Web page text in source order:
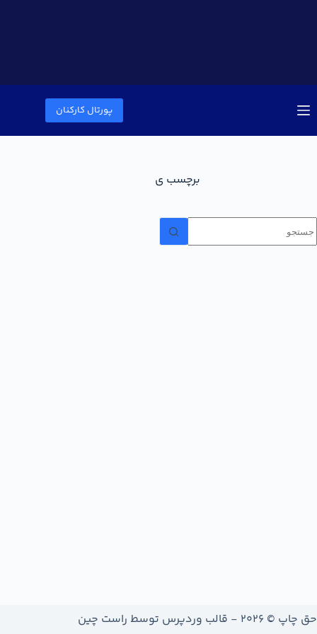
پورتال کارکنان
برچسب ی
حق چاپ © 2026 - قالب وردپرس توسط راست چین